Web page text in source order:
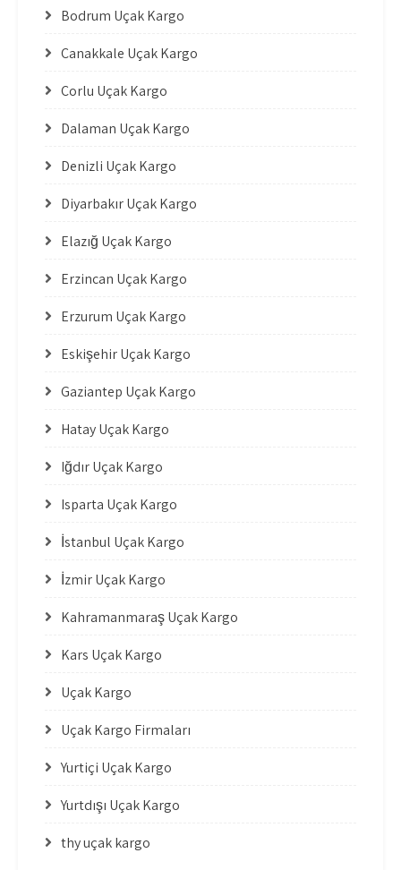
Bodrum Uçak Kargo
Çanakkale Uçak Kargo
Çorlu Uçak Kargo
Dalaman Uçak Kargo
Denizli Uçak Kargo
Diyarbakır Uçak Kargo
Elazığ Uçak Kargo
Erzincan Uçak Kargo
Erzurum Uçak Kargo
Eskişehir Uçak Kargo
Gaziantep Uçak Kargo
Hatay Uçak Kargo
Iğdır Uçak Kargo
Isparta Uçak Kargo
İstanbul Uçak Kargo
İzmir Uçak Kargo
Kahramanmaraş Uçak Kargo
Kars Uçak Kargo
Uçak Kargo
Uçak Kargo Firmaları
Yurtiçi Uçak Kargo
Yurtdışı Uçak Kargo
thy uçak kargo